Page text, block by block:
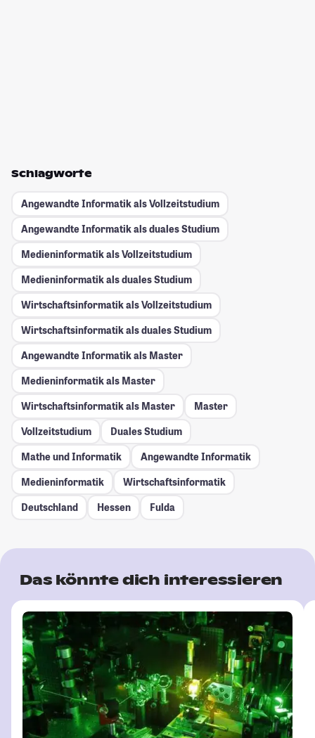
Schlagworte
Angewandte Informatik als Vollzeitstudium
Angewandte Informatik als duales Studium
Medieninformatik als Vollzeitstudium
Medieninformatik als duales Studium
Wirtschaftsinformatik als Vollzeitstudium
Wirtschaftsinformatik als duales Studium
Angewandte Informatik als Master
Medieninformatik als Master
Wirtschaftsinformatik als Master
Master
Vollzeitstudium
Duales Studium
Mathe und Informatik
Angewandte Informatik
Medieninformatik
Wirtschaftsinformatik
Deutschland
Hessen Fulda
Das könnte dich interessieren